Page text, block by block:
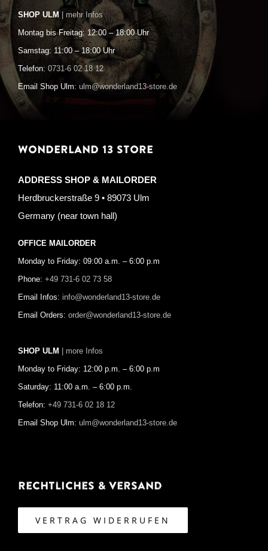
SHOP ULM | mehr Infos
Montag bis Freitag: 12:00 – 18:00 Uhr
Samstag: 11:00 – 18:00 Uhr
Telefon: 0731-6 02 18 12
Email Shop Ulm: ulm@wonderland13-store.de
WONDERLAND 13 STORE
ADDRESS SHOP & MAILORDER
Herdbruckerstraße 9 • 89073 Ulm
Germany (near town hall)
OFFICE MAILORDER
Monday to Friday: 09:00 a.m. – 6:00 p.m
Phone: +49 731-6 02 73 58
Email Infos: info@wonderland13-store.de
Email Orders: order@wonderland13-store.de
SHOP ULM | more Infos
Monday to Friday: 12:00 p.m. – 6:00 p.m
Saturday: 11:00 a.m. – 6:00 p.m.
Telefon: +49 731-6 02 18 12
Email Shop Ulm: ulm@wonderland13-store.de
Rechtliches & Versand
VERTRAG WIDERRUFEN